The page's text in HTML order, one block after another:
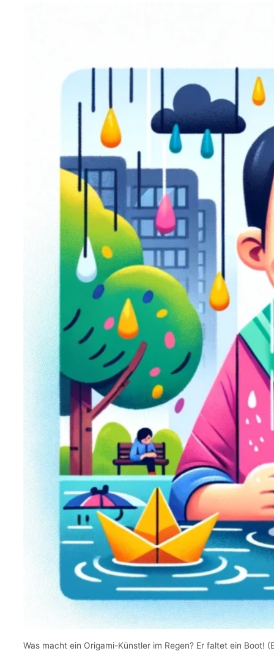
Was macht ein Origami-Künstler im Regen? Er faltet ein Boot!